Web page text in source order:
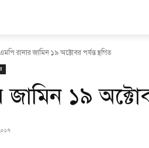
এমপি রানার জামিন ১৯ অক্টোবর পর্যন্ত স্থগিত
১৯